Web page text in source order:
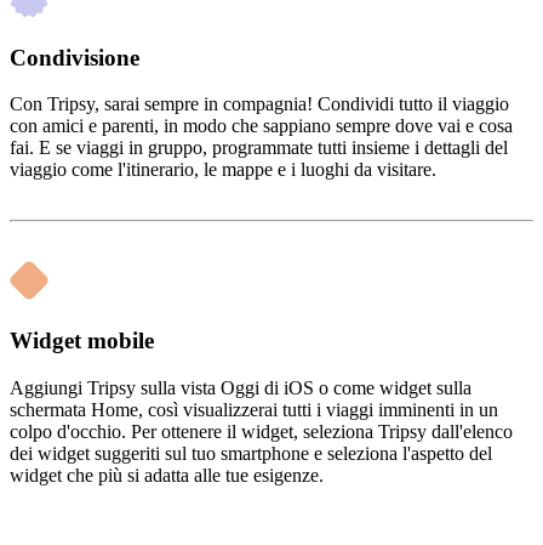
Condivisione
Con Tripsy, sarai sempre in compagnia! Condividi tutto il viaggio
con amici e parenti, in modo che sappiano sempre dove vai e cosa
fai. E se viaggi in gruppo, programmate tutti insieme i dettagli del
viaggio come l'itinerario, le mappe e i luoghi da visitare.
Widget mobile
Aggiungi Tripsy sulla vista Oggi di iOS o come widget sulla
schermata Home, così visualizzerai tutti i viaggi imminenti in un
colpo d'occhio. Per ottenere il widget, seleziona Tripsy dall'elenco
dei widget suggeriti sul tuo smartphone e seleziona l'aspetto del
widget che più si adatta alle tue esigenze.